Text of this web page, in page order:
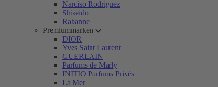
Narciso Rodriguez
Shiseido
Rabanne
Premiummarken
DIOR
Yves Saint Laurent
GUERLAIN
Parfums de Marly
INITIO Parfums Privés
La Mer